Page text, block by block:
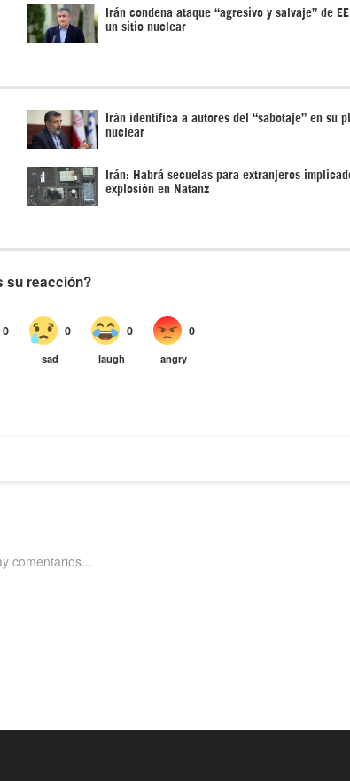
Irán condena ataque “agresivo y salvaje” de
un sitio nuclear
Irán identifica a autores del “sabotaje” en su
nuclear
Irán: Habrá secuelas para extranjeros
explosión en Natanz